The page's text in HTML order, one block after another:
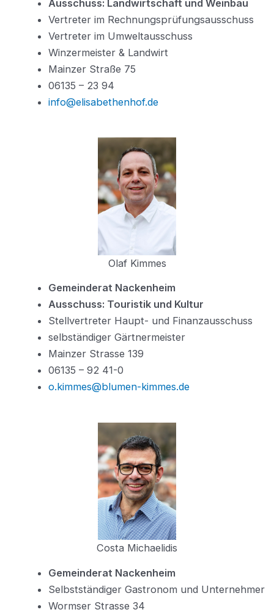
Ausschuss: Landwirtschaft und Weinbau
Vertreter im Rechnungsprüfungsausschuss
Vertreter im Umweltausschuss
Winzermeister & Landwirt
Mainzer Straße 75
06135 – 23 94
info@elisabethenhof.de
Olaf Kimmes
Gemeinderat Nackenheim
Ausschuss: Touristik und Kultur
Stellvertreter Haupt- und Finanzausschuss
selbständiger Gärtnermeister
Mainzer Strasse 139
06135 – 92 41-0
o.kimmes@blumen-kimmes.de
Costa Michaelidis
Gemeinderat Nackenheim
Selbstständiger Gastronom und Unternehmer
Wormser Strasse 34